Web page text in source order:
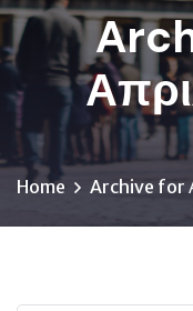
Home Archive for